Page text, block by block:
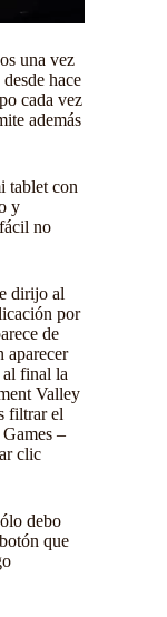
una vez
hace
cada vez
además
tablet con
y
no
dirijo al
por
de
aparecer
al final la
Valley
filtrar el
–
clic
debo
que